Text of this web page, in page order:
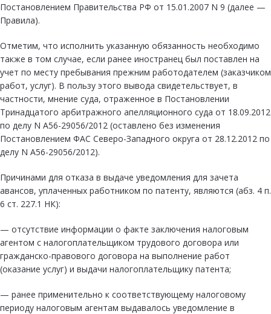
Постановлением Правительства РФ от 15.01.2007 N 9 (далее —
Правила).
Отметим, что исполнить указанную обязанность необходимо
также в том случае, если ранее иностранец был поставлен на
учет по месту пребывания прежним работодателем (заказчиком
работ, услуг). В пользу этого вывода свидетельствует, в
частности, мнение суда, отраженное в Постановлении
Тринадцатого арбитражного апелляционного суда от 18.09.2012
по делу N А56-29056/2012 (оставлено без изменения
Постановлением ФАС Северо-Западного округа от 28.12.2012 по
делу N А56-29056/2012).
Причинами для отказа в выдаче уведомления для зачета
авансов, уплаченных работником по патенту, являются (абз. 4 п.
6 ст. 227.1 НК):
— отсутствие информации о факте заключения налоговым
агентом с налогоплательщиком трудового договора или
гражданско-правового договора на выполнение работ
(оказание услуг) и выдачи налогоплательщику патента;
— ранее применительно к соответствующему налоговому
периоду налоговым агентам выдавалось уведомление в